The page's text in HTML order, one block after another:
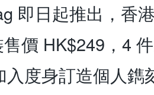
即日起推出，香
價 HK$249，4
入度身訂造個人鐫